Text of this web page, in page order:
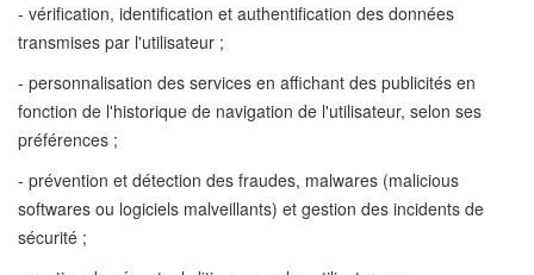
- vérification, identification et authentification des données
transmises par l'utilisateur ;
- personnalisation des services en affichant des publicités en
fonction de l'historique de navigation de l'utilisateur, selon ses
préférences ;
- prévention et détection des fraudes, malwares (malicious
softwares ou logiciels malveillants) et gestion des incidents de
sécurité ;